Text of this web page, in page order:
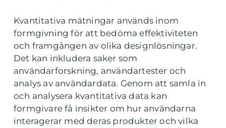
Kvantitativa mätningar används inom
formgivning för att bedöma effektiviteten
och framgången av olika designlösningar.
Det kan inkludera saker som
användarforskning, användartester och
analys av användardata. Genom att samla in
och analysera kvantitativa data kan
formgivare få insikter om hur användarna
interagerar med deras produkter och vilka